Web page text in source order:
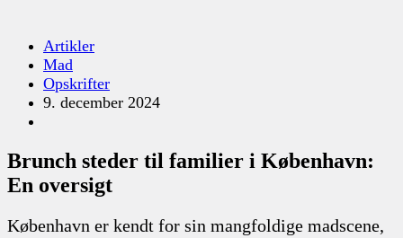
Artikler
Mad
Opskrifter
9. december 2024
Brunch steder til familier i København:
En oversigt
København er kendt for sin mangfoldige madscene,